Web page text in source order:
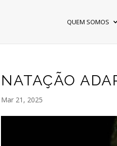
QUEM SOMOS
NATAÇÃO
Mar 21, 2025